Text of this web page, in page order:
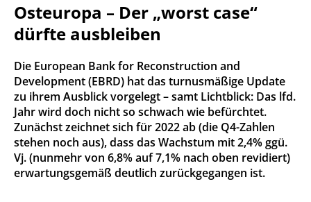
Osteuropa – Der „worst case“
dürfte ausbleiben
Die European Bank for Reconstruction and
Development (EBRD) hat das turnusmäßige Update
zu ihrem Ausblick vorgelegt – samt Lichtblick: Das lfd.
Jahr wird doch nicht so schwach wie befürchtet.
Zunächst zeichnet sich für 2022 ab (die Q4-Zahlen
stehen noch aus), dass das Wachstum mit 2,4% ggü.
Vj. (nunmehr von 6,8% auf 7,1% nach oben revidiert)
erwartungsgemäß deutlich zurückgegangen ist.